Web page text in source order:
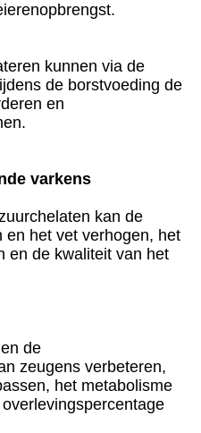
kunnen via de
de borstvoeding de
en
varkens
kan de
en het vet verhogen, het
en de kwaliteit van het
de
zeugens verbeteren,
het metabolisme